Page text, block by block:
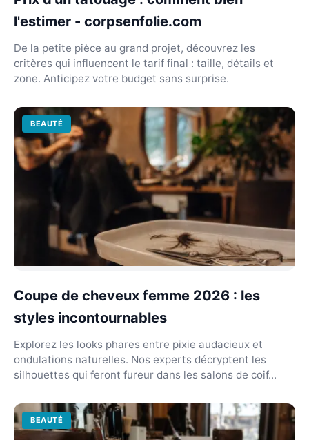
l'estimer - corpsenfolie.com
De la petite pièce au grand projet, découvrez les
critères qui influencent le tarif final : taille, détails et
zone. Anticipez votre budget sans surprise.
BEAUTÉ
Coupe de cheveux femme 2026 : les
styles incontournables
Explorez les looks phares entre pixie audacieux et
ondulations naturelles. Nos experts décryptent les
silhouettes qui feront fureur dans les salons de coif...
BEAUTÉ